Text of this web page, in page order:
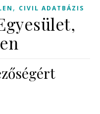
, CIVIL ADATBÁZIS